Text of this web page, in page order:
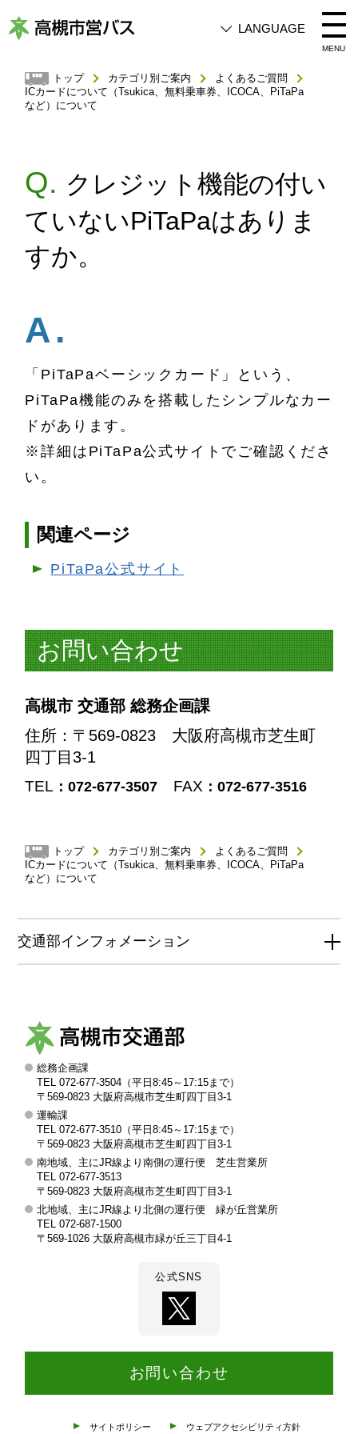
槻
市
ス
LANGUAGE
MENU
トップ カテゴリ別ご案内
よくあるご質問
ICカードについて（Tsukica、無料乗車券、ICOCA、PiTaPa
など）について
クレジット機能の付い
ていないPiTaPaはありま
すか。
A.
「PiTaPaベーシックカード」という、
PiTaPa機能のみを搭載したシンプルなカー
ドがあります。
※詳細はPiTaPa公式サイトでご確認くださ
い。
関連ページ
PiTaPa公式サイト
お問い合わせ
高槻市 交通部 総務企画課
住所 ：〒569-0823 大阪府高槻市芝生町
四丁目3-1
TEL ：072-677-3507 FAX ：072-677-3516
トップ カテゴリ別ご案内
よくあるご質問
ICカードについて（Tsukica、無料乗車券、ICOCA、PiTaPa
など）について
交通部インフォメーション
槻
交
通
部
総務企画課
TEL 072-677-3504（平日8:45～17:15まで）
〒569-0823 大阪府高槻市芝生町四丁目3-1
運輸課
TEL 072-677-3510（平日8:45～17:15まで）
〒569-0823 大阪府高槻市芝生町四丁目3-1
南地域、主にJR線より南側の運行便 芝生営業所
TEL 072-677-3513
〒569-0823 大阪府高槻市芝生町四丁目3-1
北地域、主にJR線より北側の運行便 緑が丘営業所
TEL 072-687-1500
〒569-1026 大阪府高槻市緑が丘三丁目4-1
公式SNS
お問い合わせ
サイトポリシー ウェブアクセシビリティ方針